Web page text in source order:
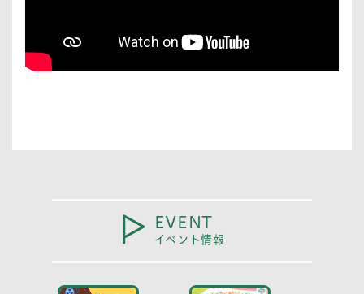
EVENT
イベント情報